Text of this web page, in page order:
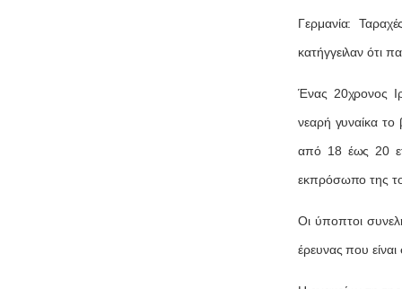
Γερμανία:
κατήγγειλαν ότι
Ένας 20χρονος
νεαρή γυναίκα
από 18 έως 20
εκπρόσωπο της
Οι ύποπτοι
έρευνας που είναι